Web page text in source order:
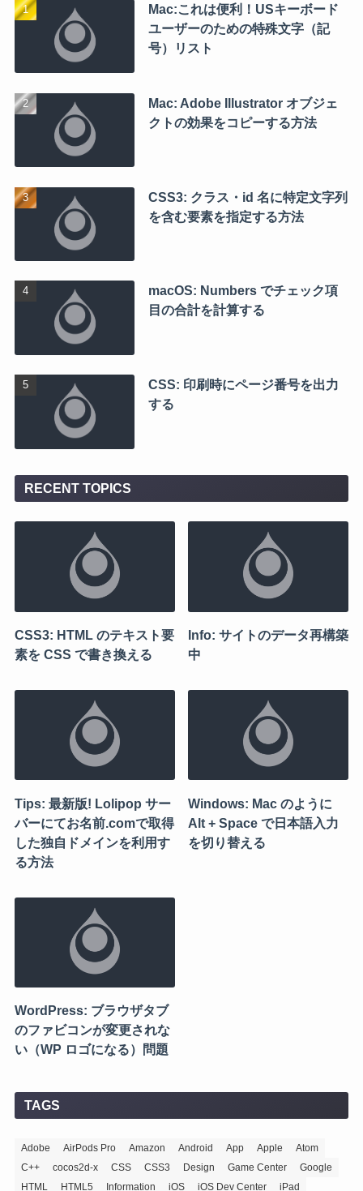
Mac:これは便利！USキーボード
ユーザーのための特殊文字（記
号）リスト
Mac: Adobe Illustrator オブジェ
クトの効果をコピーする方法
CSS3: クラス・id 名に特定文字列
を含む要素を指定する方法
macOS: Numbers でチェック項
目の合計を計算する
CSS: 印刷時にページ番号を出力
する
RECENT TOPICS
CSS3: HTML のテキスト要
素を CSS で書き換える
Info: サイトのデータ再構築
中
Tips: 最新版! Lolipop サー
バーにてお名前.comで取得
した独自ドメインを利用す
る方法
Windows: Mac のように
Alt + Space で日本語入力
を切り替える
WordPress: ブラウザタブ
のファビコンが変更されな
い（WP ロゴになる）問題
TAGS
Adobe AirPods Pro Amazon Android App Apple
Atom
C++
cocos2d-x CSS CSS3 Design Game Center
Google
HTML
HTML5 Information iOS iOS Dev Center iPad